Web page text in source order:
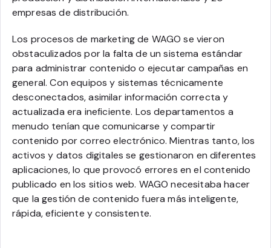
empresas de distribución.
Los procesos de marketing de WAGO se vieron
obstaculizados por la falta de un sistema estándar
para administrar contenido o ejecutar campañas en
general. Con equipos y sistemas técnicamente
desconectados, asimilar información correcta y
actualizada era ineficiente. Los departamentos a
menudo tenían que comunicarse y compartir
contenido por correo electrónico. Mientras tanto, los
activos y datos digitales se gestionaron en diferentes
aplicaciones, lo que provocó errores en el contenido
publicado en los sitios web. WAGO necesitaba hacer
que la gestión de contenido fuera más inteligente,
rápida, eficiente y consistente.